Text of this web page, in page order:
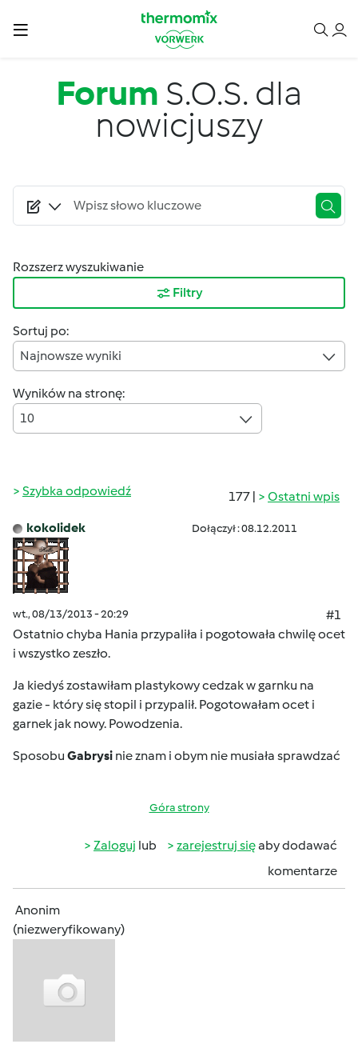
Forum S.O.S. dla
nowicjuszy
Rozszerz wyszukiwanie
Filtry
Sortuj po:
Najnowsze wyniki
Wyników na stronę:
10
177 | Ostatni wpis
Szybka odpowiedź
kokolidek Dołączył : 08.12.2011
wt., 08/13/2013 - 20:29
#1
Ostatnio chyba Hania przypaliła i pogotowała chwilę ocet
i wszystko zeszło.
Ja kiedyś zostawiłam plastykowy cedzak w garnku na
gazie - który się stopil i przypalił. Pogotowałam ocet i
garnek jak nowy. Powodzenia.
Sposobu Gabrysi nie znam i obym nie musiała sprawdzać
Góra strony
Zaloguj lub zarejestruj sięaby dodawać
komentarze
Anonim
(niezweryfikowany)